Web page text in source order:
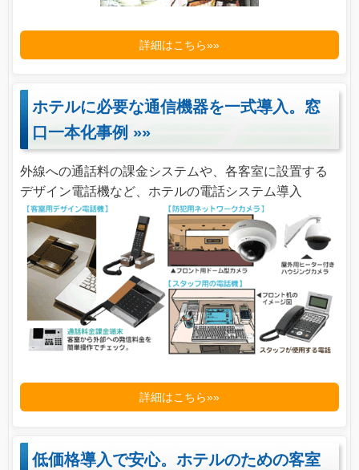
詳細はこちら»»
ホテルに必要な通信機器を一式導入。窓
口一本化事例 »»
外線への通話料の課金システムや、各客室に設置する
デザイン電話機など、ホテルの電話システム導入
詳細はこちら»»
低価格導入で安心。ホテルのための客室